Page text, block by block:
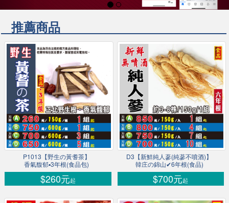
推薦商品
P1013【野生の黃耆茶】
香氣馥郁▪3年根(食品包)
$260元起
D3【新鮮純人蔘(純蔘不噴酒)】
韓庄の錦山✔6年根(食品)
$700元起